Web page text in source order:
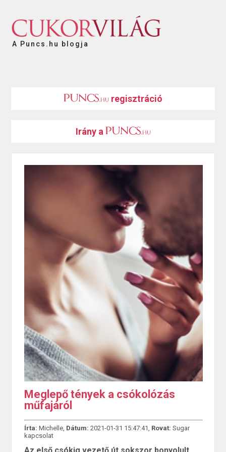
A Puncs.hu blogja
regisztráció
Irány a
Meglepő tények a csókolózás
műfajáról
Írta: Michelle, Dátum: 2021-01-31 15:47:41, Rovat: Sugar
kapcsolat